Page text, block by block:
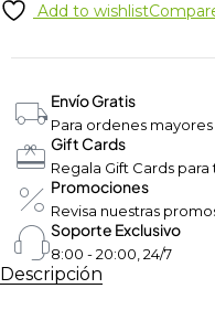
Add to wishlist
Envío Gratis
Para ordenes mayores
Gift Cards
Regala Gift Cards para
Promociones
Revisa nuestras
Soporte Exclusivo
8:00 - 20:00, 24/7
Descripción